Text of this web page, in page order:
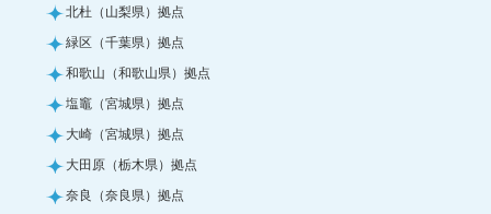
北杜（山梨県）拠点
緑区（千葉県）拠点
和歌山（和歌山県）拠点
塩竈（宮城県）拠点
大崎（宮城県）拠点
大田原（栃木県）拠点
奈良（奈良県）拠点